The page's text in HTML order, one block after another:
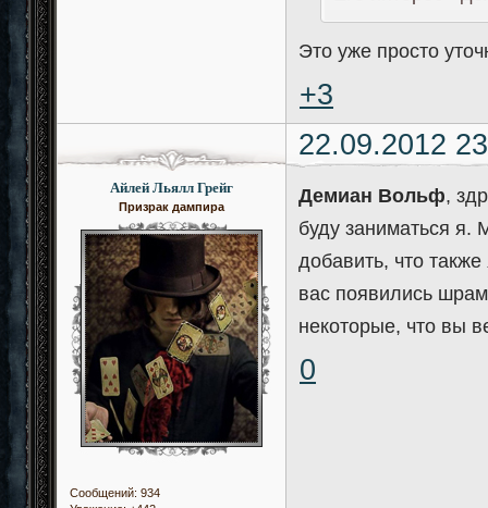
Это уже просто
+3
22.09.2012
Айлей Льялл Грейг
Призрак дампира
Сообщений: 934
Демиан Вольф,
буду заниматься я.
добавить, что
вас появились
некоторые, что вы
0